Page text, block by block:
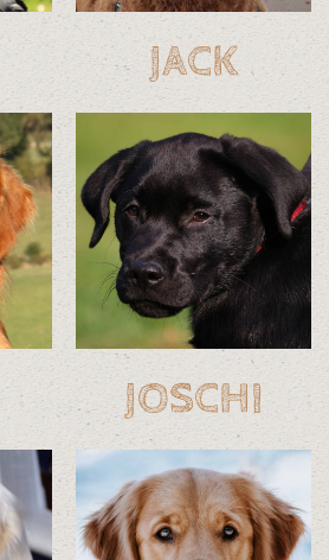
JACK
JOSCHI